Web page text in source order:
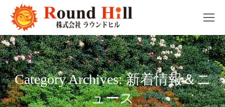
Category Archives:新着情報＆ニ
ュース